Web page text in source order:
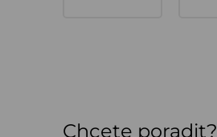
Chcete poradit?